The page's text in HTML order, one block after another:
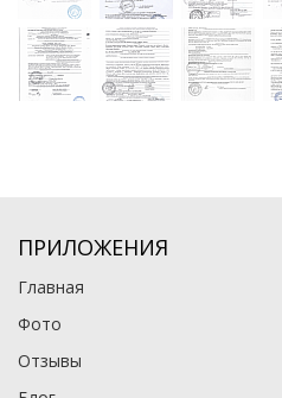
ПРИЛОЖЕНИЯ
Главная
Фото
Отзывы